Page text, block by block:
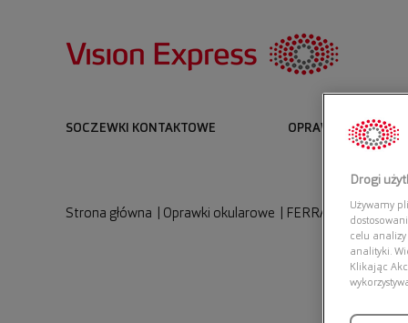
SOCZEWKI KONTAKTOWE OPRAWKI I OKULARY
Strona główna Oprawki okularowe FERRARI
Drogi
Używamy
celu
analityki.
Klikając